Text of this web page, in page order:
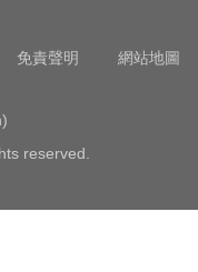
免責聲明 網站地圖
reserved.